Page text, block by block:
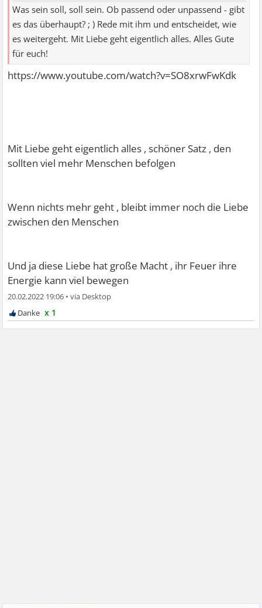
Was sein soll, soll sein. Ob passend oder unpassend - gibt
es das überhaupt? ; ) Rede mit ihm und entscheidet, wie
es weitergeht. Mit Liebe geht eigentlich alles. Alles Gute
für euch!
https://www.youtube.com/watch?v=SO8xrwFwKdk
Mit Liebe geht eigentlich alles , schöner Satz , den
sollten viel mehr Menschen befolgen
Wenn nichts mehr geht , bleibt immer noch die Liebe
zwischen den Menschen
Und ja diese Liebe hat große Macht , ihr Feuer ihre
Energie kann viel bewegen
20.02.2022 19:06 •
x 1